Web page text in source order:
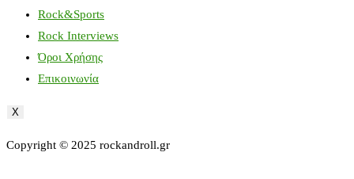
Rock&Sports
Rock Interviews
Όροι Χρήσης
Επικοινωνία
X
Copyright © 2025 rockandroll.gr